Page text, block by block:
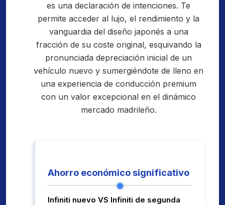
es una declaración de intenciones. Te
permite acceder al lujo, el rendimiento y la
vanguardia del diseño japonés a una
fracción de su coste original, esquivando la
pronunciada depreciación inicial de un
vehículo nuevo y sumergiéndote de lleno en
una experiencia de conducción premium
con un valor excepcional en el dinámico
mercado madrileño.
Ahorro económico significativo
Infiniti nuevo VS Infiniti de segunda